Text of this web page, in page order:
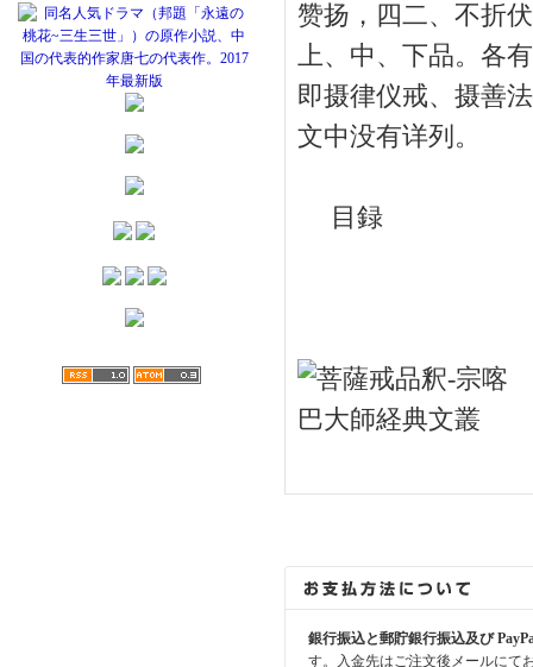
赞扬，四二、不折
上、中、下品。各
即摄律仪戒、摄善
文中没有详列。
目録
銀行振込と郵貯銀行振込及び
す。入金先はご注文後メールにて